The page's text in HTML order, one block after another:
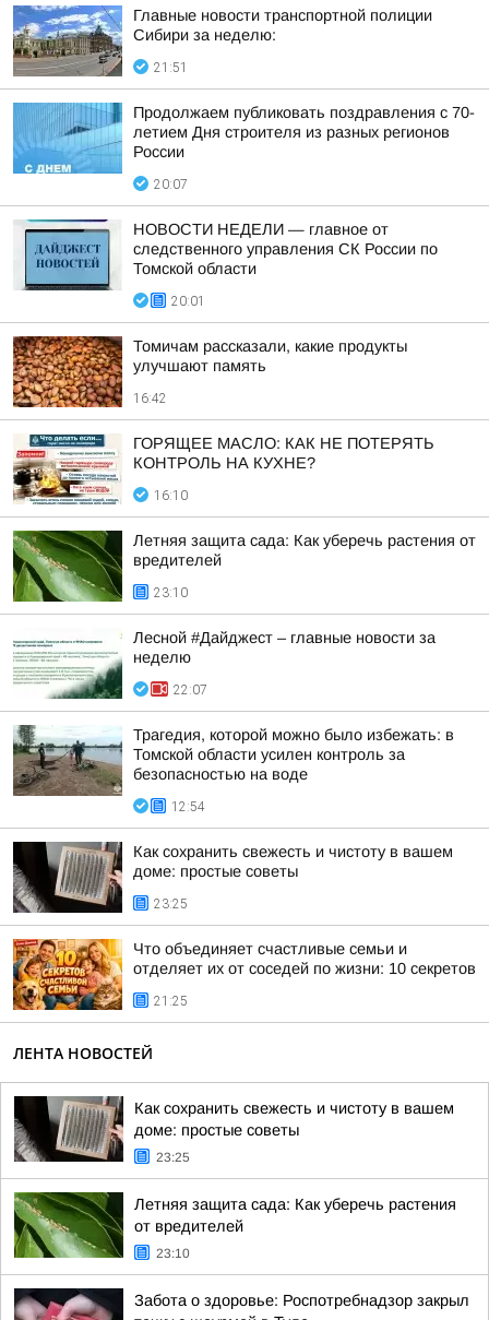
Главные новости транспортной полиции
Сибири за неделю:
21:51
Продолжаем публиковать поздравления с 70-
летием Дня строителя из разных регионов
России
20:07
НОВОСТИ НЕДЕЛИ — главное от
следственного управления СК России по
Томской области
20:01
Томичам рассказали, какие продукты
улучшают память
16:42
ГОРЯЩЕЕ МАСЛО: КАК НЕ ПОТЕРЯТЬ
КОНТРОЛЬ НА КУХНЕ?
16:10
Летняя защита сада: Как уберечь растения от
вредителей
23:10
Лесной #Дайджест – главные новости за
неделю
22:07
Трагедия, которой можно было избежать: в
Томской области усилен контроль за
безопасностью на воде
12:54
Как сохранить свежесть и чистоту в вашем
доме: простые советы
23:25
Что объединяет счастливые семьи и
отделяет их от соседей по жизни: 10 секретов
21:25
ЛЕНТА НОВОСТЕЙ
Как сохранить свежесть и чистоту в вашем
доме: простые советы
23:25
Летняя защита сада: Как уберечь растения
от вредителей
23:10
Забота о здоровье: Роспотребнадзор закрыл